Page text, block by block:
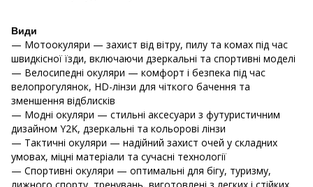
Види
— Мотоокуляри — захист від вітру, пилу та комах під час
швидкісної їзди, включаючи дзеркальні та спортивні моделі
— Велосипедні окуляри — комфорт і безпека під час
велопрогулянок, HD-лінзи для чіткого бачення та
зменшення відблисків
— Модні окуляри — стильні аксесуари з футуристичним
дизайном Y2K, дзеркальні та кольорові лінзи
— Тактичні окуляри — надійний захист очей у складних
умовах, міцні матеріали та сучасні технології
— Спортивні окуляри — оптимальні для бігу, туризму,